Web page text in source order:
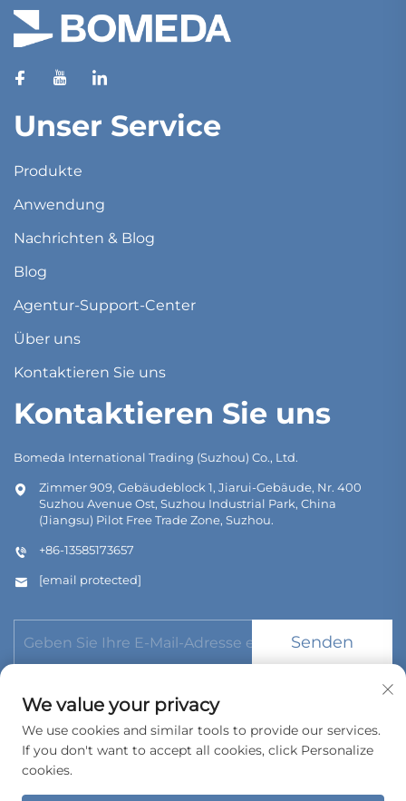
Unser Service
Produkte
Anwendung
Nachrichten & Blog
Blog
Agentur-Support-Center
Über uns
Kontaktieren Sie uns
Kontaktieren Sie uns
Bomeda International Trading (Suzhou) Co., Ltd.
Zimmer 909, Gebäudeblock 1, Jiarui-Gebäude, Nr. 400
Suzhou Avenue Ost, Suzhou Industrial Park, China
(Jiangsu) Pilot Free Trade Zone, Suzhou.
+86-13585173657
[email protected]
Senden
Urheberrecht © 2026 Bomeda International Trading (Suzhou)
Datenschutzrichtlinie
We value your privacy
We use cookies and similar tools to provide our services.
If you don't want to accept all cookies, click Personalize
cookies.